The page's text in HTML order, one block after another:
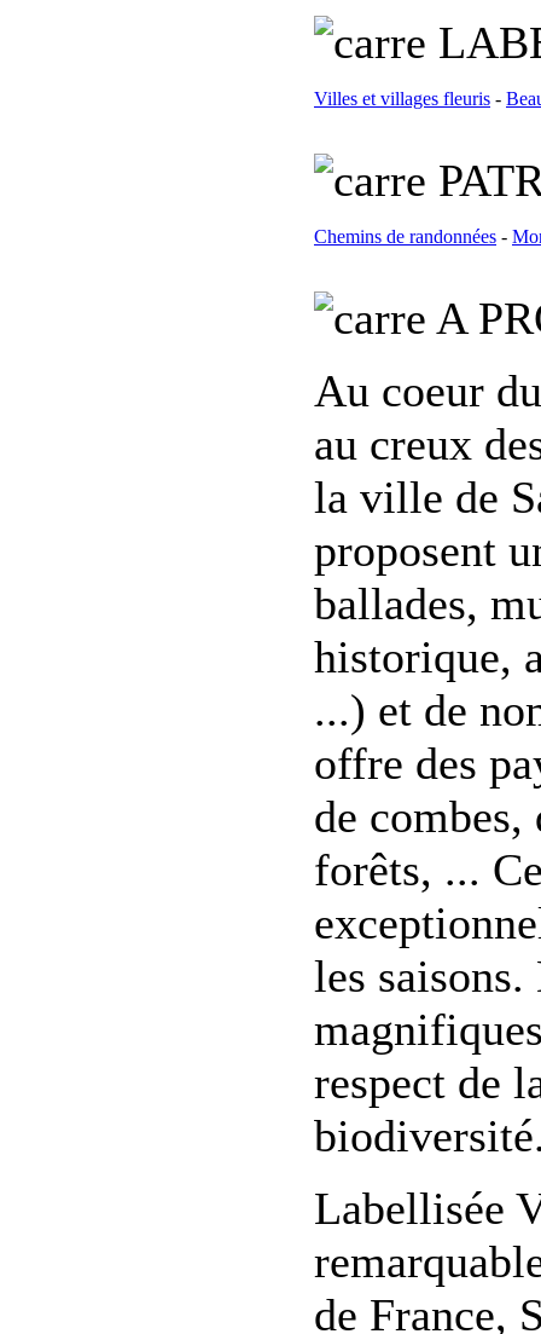
L
Villes et villages fleuris -
Chemins de randonnées -
A
Au coeur
au creux
la ville de
proposent
ballades,
historique,
...) et de
offre des
de combes,
forêts, ...
les
respect de
Labellisée
de France,